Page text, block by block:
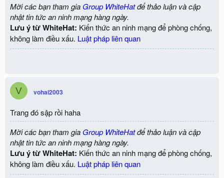
Mời các bạn tham gia Group WhiteHatđể thảo luận và cập
nhật tin tức an ninh mạng hàng ngày.
Lưu ý từ WhiteHat: Kiến thức an ninh mạng để phòng chống,
không làm điều xấu. Luật pháp liên quan
V vohai2003
Trang đó sập rồi haha
Mời các bạn tham gia Group WhiteHatđể thảo luận và cập
nhật tin tức an ninh mạng hàng ngày.
Lưu ý từ WhiteHat: Kiến thức an ninh mạng để phòng chống,
không làm điều xấu. Luật pháp liên quan